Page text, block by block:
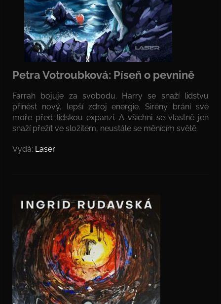
Petra Votroubková: Píseň o pevnině
Farrah bojuje za svobodu. Harry se snaží lidstvu
přinést nový, lepší zdroj energie. Sirény brání své
moře před lidskou expanzí. A všichni se vlastně jen
snaží přežít ve složitém, neustále se měnícím světě.
Vydá: Laser